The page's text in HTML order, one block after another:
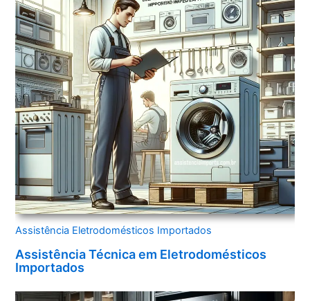
Assistência Eletrodomésticos Importados
Assistência Técnica em Eletrodomésticos
Importados